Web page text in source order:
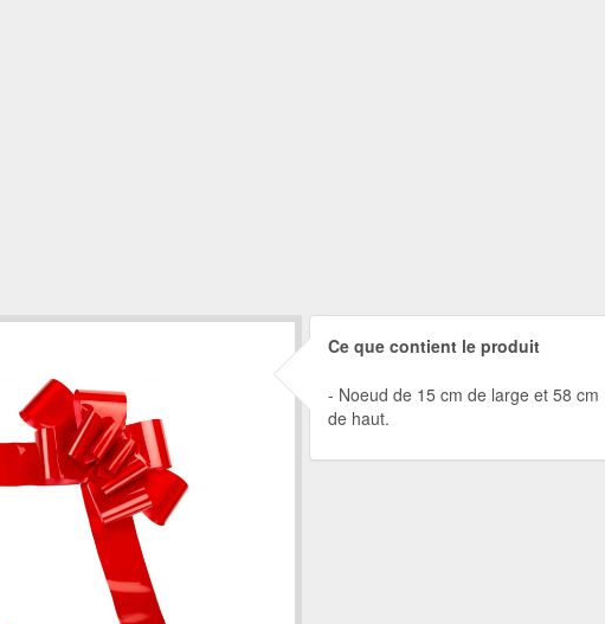
Ce que contient le produit
Noeud de 15 cm de large et 58 cm
de haut.